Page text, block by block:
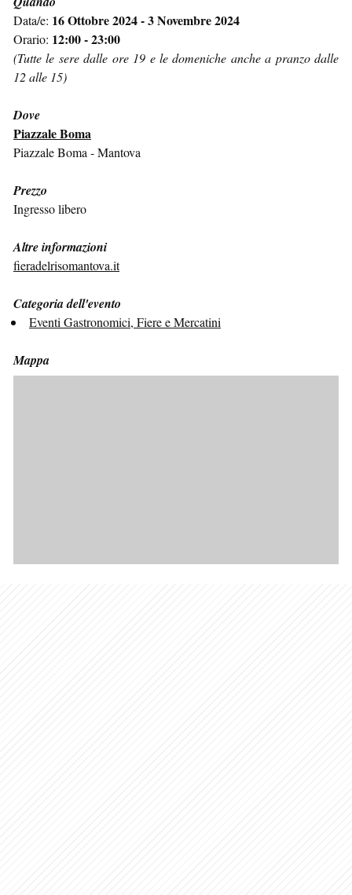
Data/e: 16 Ottobre 2024 - 3 Novembre 2024
Orario: 12:00 - 23:00
(Tutte le sere dalle ore 19 e le domeniche anche a pranzo dalle
12 alle 15)
Dove
Piazzale Boma
Piazzale Boma - Mantova
Prezzo
Ingresso libero
Altre informazioni
fieradelrisomantova.it
Categoria dell'evento
Eventi Gastronomici, Fiere e Mercatini
Mappa